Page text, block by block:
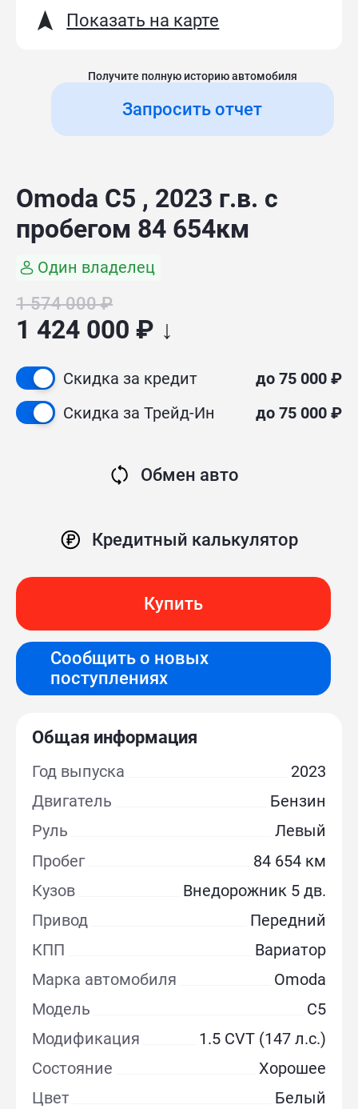
Показать на карте
Получите полную историю автомобиля
Запросить отчет
Omoda C5 , 2023 г.в. с
пробегом 84 654км
Один владелец
1 574 000 ₽
1 424 000 ₽ ↓
Скидка за кредит
до 75 000 ₽
Скидка за Трейд-Ин
до 75 000 ₽
Обмен авто
Кредитный калькулятор
Купить
Сообщить о новых
поступлениях
Общая информация
Год выпуска
2023
Двигатель
Бензин
Руль
Левый
Пробег
84 654 км
Кузов
Внедорожник 5 дв.
Привод
Передний
КПП
Вариатор
Марка автомобиля
Omoda
Модель
C5
Модификация
1.5 CVT (147 л.с.)
Состояние
Хорошее
Цвет
Белый